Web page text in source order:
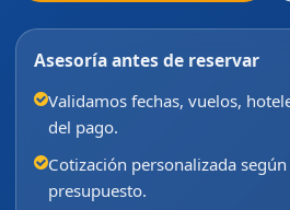
Asesoría antes de reservar
Validamos fechas, vuelos,
del pago.
Cotización personalizada
presupuesto.